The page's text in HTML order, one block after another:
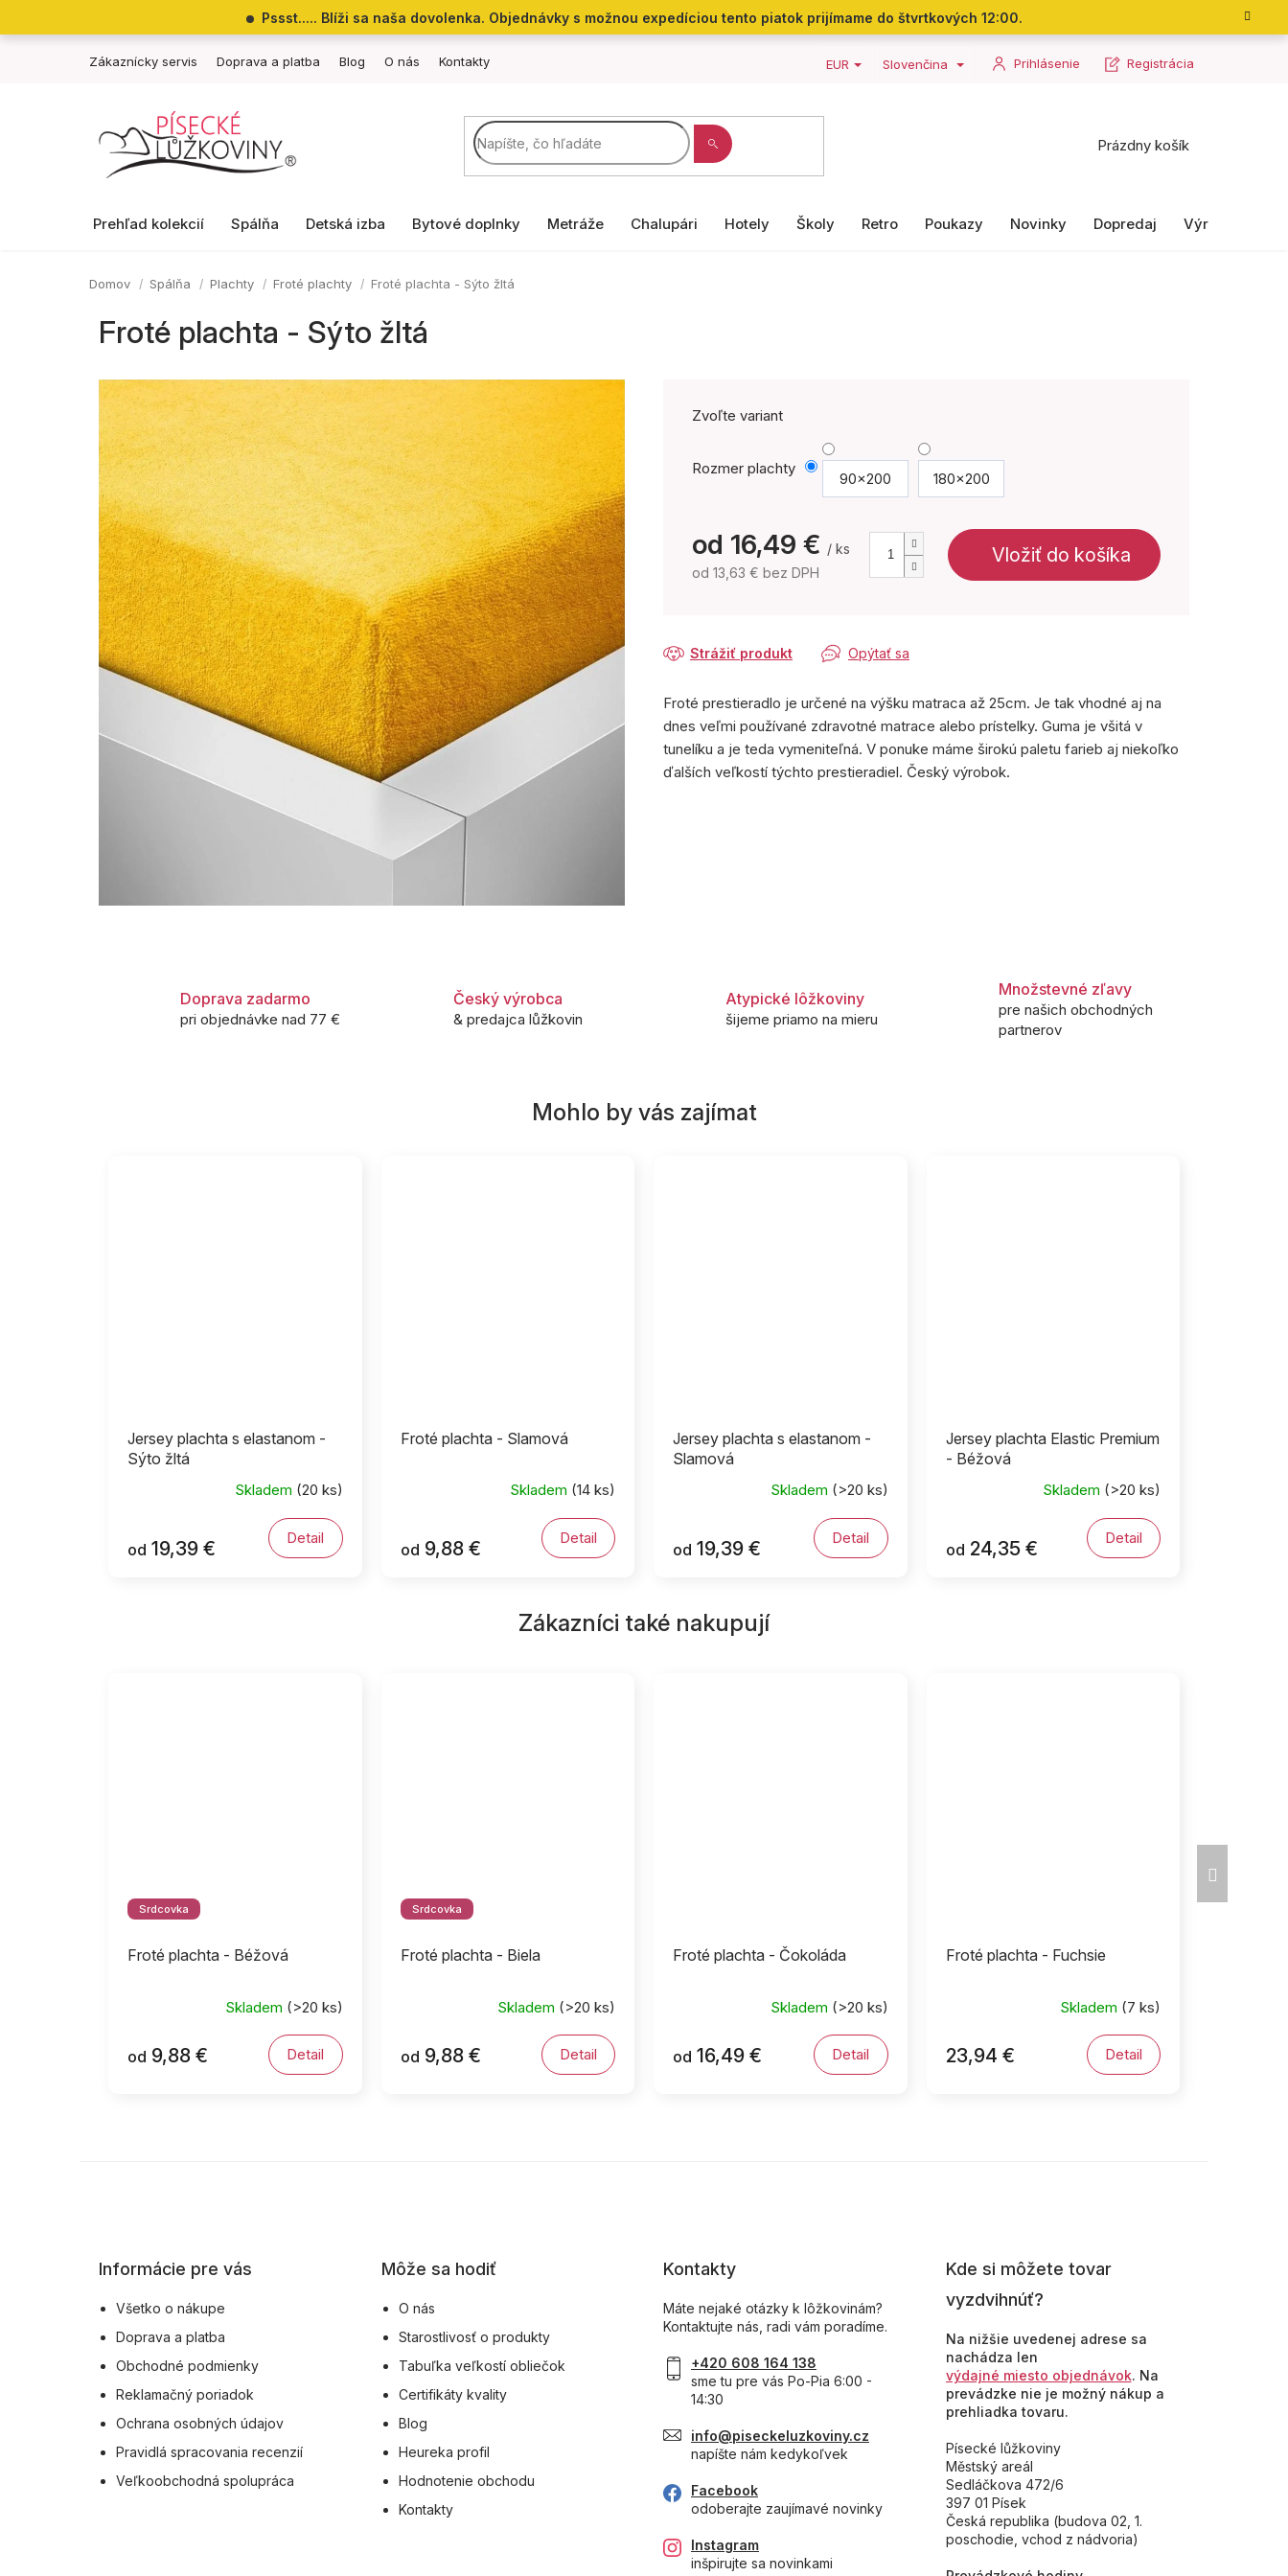
Pssst..... Blíži sa naša dovolenka. Objednávky s možnou expedíciou tento piatok prijímame do štvrtkových 12:00.
Zákaznícky servis Doprava a platba Blog O nás Kontakty EUR Slovenčina Prihlásenie Registrácia
Nákupný
Prázdny košík
Prehľad kolekcií Spálňa Detská izba Bytové doplnky Metráže Chalupári Hotely Školy Retro Poukazy Novinky Dopredaj Výrobky II.
Domov Spálňa Plachty Froté plachty Froté plachta - Sýto žltá
Froté plachta - Sýto žltá
Zvoľte variant
Rozmer plachty
90x200 180x200
od 16,49 € / ks
od 13,63 € bez DPH
Vložiť do košíka
Opýtať sa
Strážiť produkt
Froté prestieradlo je určené na výšku matraca až 25cm. Je tak vhodné aj na
dnes veľmi používané zdravotné matrace alebo prístelky. Guma je všitá v
tunelíku a je teda vymeniteľná. V ponuke máme širokú paletu farieb aj niekoľko
ďalších veľkostí týchto prestieradiel. Český výrobok.
Doprava zadarmo
pri objednávke nad 77 €
Český výrobca
& predajca lůžkovin
Atypické lôžkoviny
šijeme priamo na mieru
Množstevné zľavy
pre našich obchodných
partnerov
Jersey plachta s elastanom -
Sýto žltá
Skladem (20 ks)
od 19,39 € Detail
Froté plachta - Slamová
Skladem (14 ks)
od 9,88 € Detail
Jersey plachta s elastanom -
Slamová
Skladem (>20 ks)
od 19,39 € Detail
Jersey plachta Elastic Premium
- Béžová
Skladem (>20 ks)
od 24,35 € Detail
Zákazníci také nakupují
Srdcovka
Froté plachta - Béžová
Skladem (>20 ks)
od 9,88 € Detail
Srdcovka
Froté plachta - Biela
Skladem (>20 ks)
od 9,88 € Detail
Froté plachta - Čokoláda
Skladem (>20 ks)
od 16,49 € Detail
Froté plachta - Fuchsie
Skladem (7 ks)
23,94 € Detail
Informácie pre vás
Všetko o nákupe
Doprava a platba
Obchodné podmienky
Reklamačný poriadok
Ochrana osobných údajov
Pravidlá spracovania recenzií
Veľkoobchodná spolupráca
Môže sa hodiť
O nás
Starostlivosť o produkty
Tabuľka veľkostí obliečok
Certifikáty kvality
Blog
Heureka profil
Hodnotenie obchodu
Kontakty
Kontakty
Máte nejaké otázky k lôžkovinám?
Kontaktujte nás, radi vám poradíme.
+420 608 164 138
sme tu pre vás Po-Pia 6:00 -
14:30
info@piseckeluzkoviny.cz
napíšte nám kedykoľvek
Facebook
odoberajte zaujímavé novinky
Instagram
inšpirujte sa novinkami
Kde si môžete tovar
vyzdvihnúť?
Na nižšie uvedenej adrese sa
nachádza len
výdajné miesto objednávok. Na
prevádzke nie je možný nákup a
prehliadka tovaru.
Písecké lůžkoviny
Městský areál
Sedláčkova 472/6
397 01 Písek
Česká republika (budova 02, 1.
poschodie, vchod z nádvoria)